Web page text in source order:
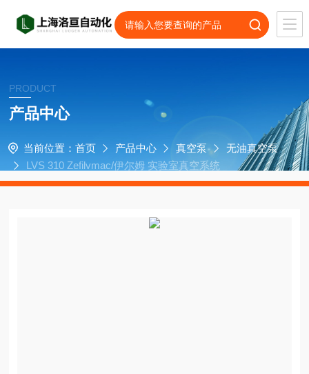
PRODUCT
产品中心
当前位置： 首页 产品中心 真空泵
无油真空泵
LVS 310 Zefilvmac/伊尔姆 实验室真空系统